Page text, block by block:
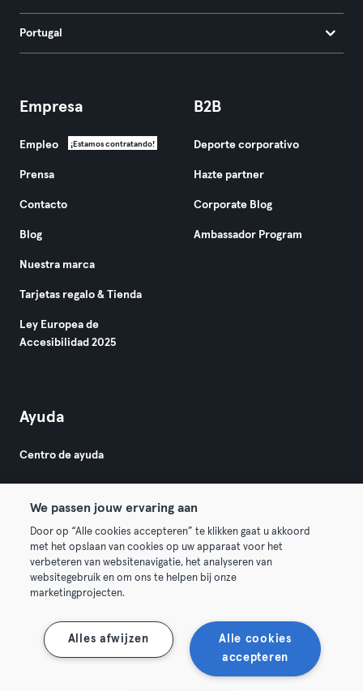
Portugal
Empresa
Empleo ¡Estamos contratando!
Prensa
Contacto
Blog
Nuestra marca
Tarjetas regalo & Tienda
Ley Europea de
Accesibilidad 2025
B2B
Deporte corporativo
Hazte partner
Corporate Blog
Ambassador Program
Ayuda
Centro de ayuda
© 2026 Urban Sports Group GmbH. All rights reserved.
Términos y condiciones
Rescindir contratos aquí Desistir de contratos aquí
We passen jouw ervaring aan
Door op “Alle cookies accepteren” te klikken gaat u akkoord
met het opslaan van cookies op uw apparaat voor het
verbeteren van websitenavigatie, het analyseren van
websitegebruik en om ons te helpen bij onze
marketingprojecten.
Alle cookies
accepteren
Alles afwijzen